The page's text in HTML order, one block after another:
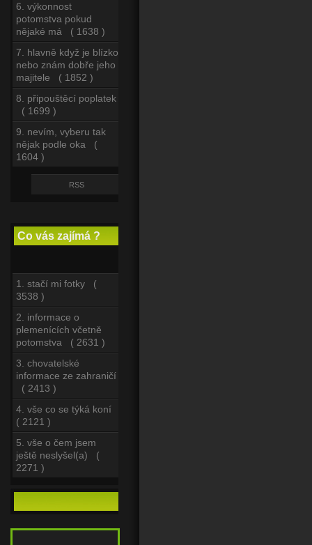
6. výkonnost
potomstva pokud
nějaké má ( 1638 )
7. hlavně když je blízko
nebo znám dobře jeho
majitele ( 1852 )
8. připouštěcí poplatek
( 1699 )
9. nevím, vyberu tak
nějak podle oka (
1604 )
RSS
Co vás zajímá ?
1. stačí mi fotky (
3538 )
2. informace o
plemenících včetně
potomstva ( 2631 )
3. chovatelské
informace ze zahraničí
( 2413 )
4. vše co se týká koní
( 2121 )
5. vše o čem jsem
ještě neslyšel(a) (
2271 )